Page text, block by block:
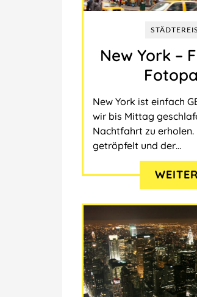
New York –
New York ist einfach
wir bis Mittag
Nachtfahrt zu erholen.
getröpfelt und der…